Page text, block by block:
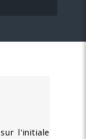
l'initiale